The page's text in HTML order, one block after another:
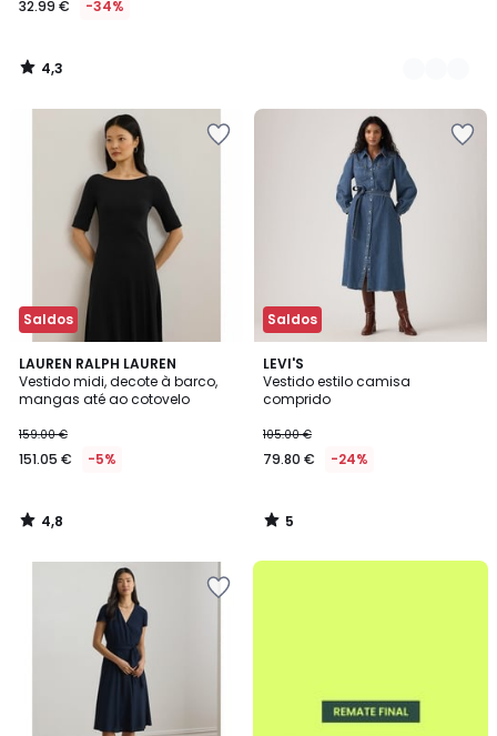
em
de
49.99
aplicado.
32.99 € -34%
4,3
/
Saldos
LAUREN RALPH LAUREN
Vestido midi, decote à barco,
mangas até ao cotovelo
159.00 €
151.05 € -5%
4,8
/ 5
4,8
/
Saldos
LEVI'S
Vestido estilo camisa
comprido
105.00 €
79.80 € -24%
5
/
5
5
/
até